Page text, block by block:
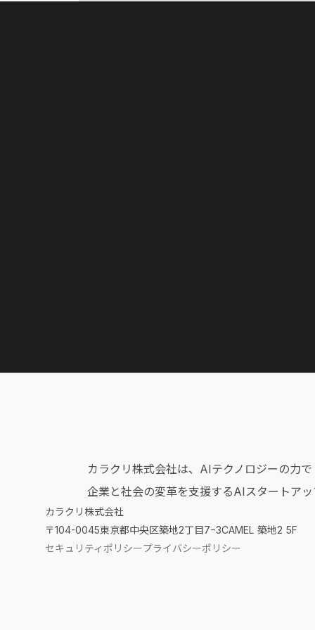
カラクリ株式会社は、AIテクノロジーの力で
企業と社会の変革を支援するAIスタートアッ
カラクリ株式会社
〒104-0045東京都中央区築地2丁目7−3CAMEL 築地2 5F
セキュリティポリシープライバシーポリシー